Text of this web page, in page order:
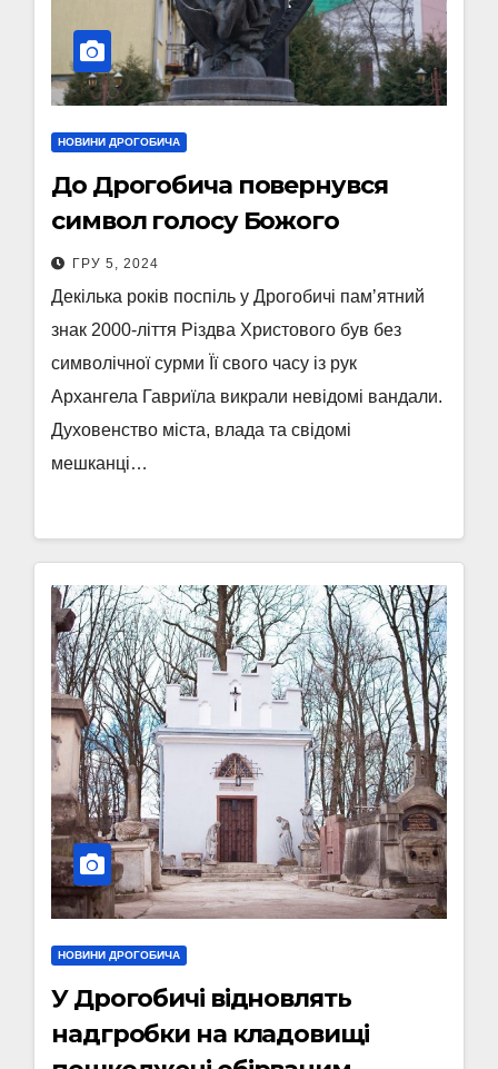
НОВИНИ ДРОГОБИЧА
До Дрогобича повернувся
символ голосу Божого
ГРУ 5, 2024
Декілька років поспіль у Дрогобичі памʼятний
знак 2000-ліття Різдва Христового був без
символічної сурми Її свого часу із рук
Архангела Гавриїла викрали невідомі вандали.
Духовенство міста, влада та свідомі
мешканці…
НОВИНИ ДРОГОБИЧА
У Дрогобичі відновлять
надгробки на кладовищі